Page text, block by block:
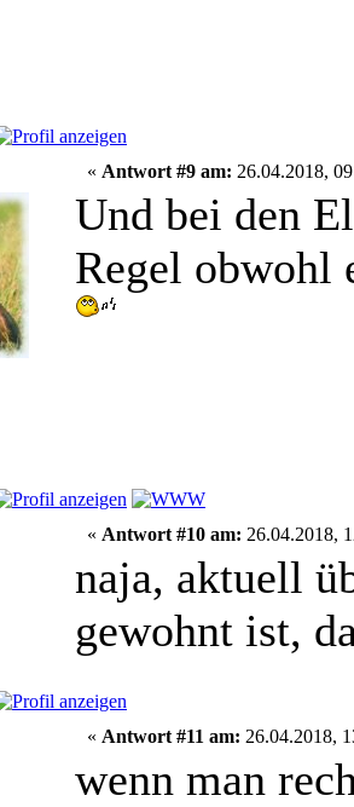
« Antwort #9 am: 26.04.2018,
Und bei den
Regel obwohl
« Antwort #10 am: 26.04.2018,
naja, aktuell
gewohnt ist,
« Antwort #11 am: 26.04.2018,
wenn man